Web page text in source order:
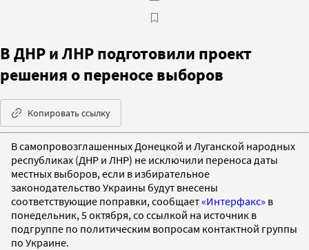
В ДНР и ЛНР подготовили проект
решения о переносе выборов
Копировать ссылку
В самопровозглашенных Донецкой и Луганской народных
республиках (ДНР и ЛНР) не исключили переноса даты
местных выборов, если в избирательное
законодательство Украины будут внесены
соответствующие поправки, сообщает«Интерфакс» в
понедельник, 5 октября, со ссылкой на источник в
подгруппе по политическим вопросам контактной группы
по Украине.